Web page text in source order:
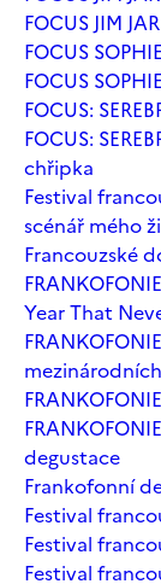
FOCUS JIM
FOCUS
FOCUS
FOCUS:
FOCUS:
chřipka
Festival
scénář mého
Francouzské
Year That
degustace
Frankofonní
Festival
Festival
Festival